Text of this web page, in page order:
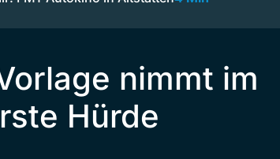
nimmt im
Hürde